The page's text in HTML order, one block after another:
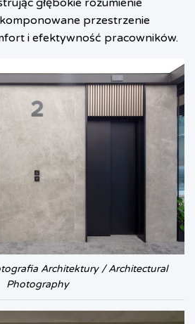
głębokie rozumienie
przestrzenie
i efektywność pracowników.
Architektury / Architectural
Photography